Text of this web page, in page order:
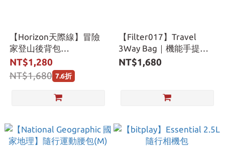
【Horizon天際線】冒險
家登山後背包
Adventurer 40L 終極版
NT$1,280
NT$1,680 7.6折
【Filter017】Travel
3Way Bag｜機能手提肩
背袋
NT$1,680